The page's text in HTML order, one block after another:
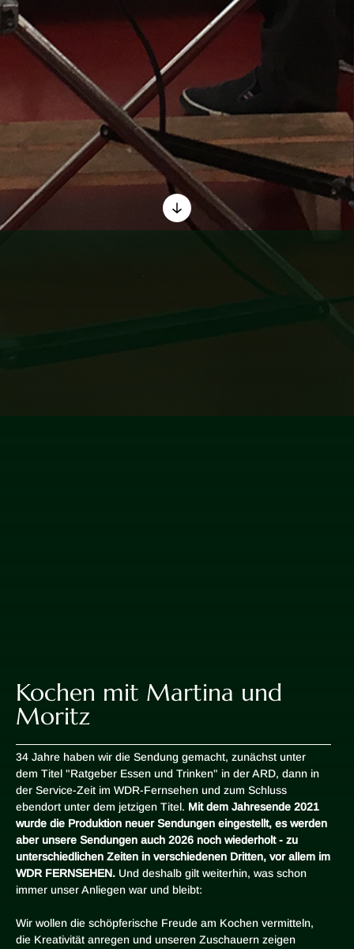
Kochen mit Martina und
Moritz
34 Jahre haben wir die Sendung gemacht, zunächst unter
dem Titel "Ratgeber Essen und Trinken" in der ARD, dann in
der Service-Zeit im WDR-Fernsehen und zum Schluss
ebendort unter dem jetzigen Titel. Mit dem Jahresende 2021
wurde die Produktion neuer Sendungen eingestellt, es werden
aber unsere Sendungen auch 2026 noch wiederholt - zu
unterschiedlichen Zeiten in verschiedenen Dritten, vor allem im
WDR FERNSEHEN. Und deshalb gilt weiterhin, was schon
immer unser Anliegen war und bleibt:
Wir wollen die schöpferische Freude am Kochen vermitteln,
die Kreativität anregen und unseren Zuschauern zeigen